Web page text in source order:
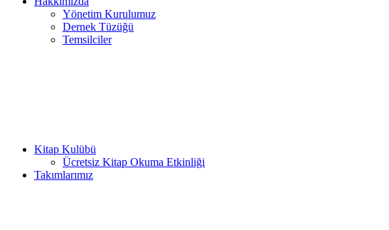
Yönetim Kurulumuz
Dernek Tüzüğü
Temsilciler
Kitap Kulübü
Ücretsiz Kitap Okuma Etkinliği
Takımlarımız